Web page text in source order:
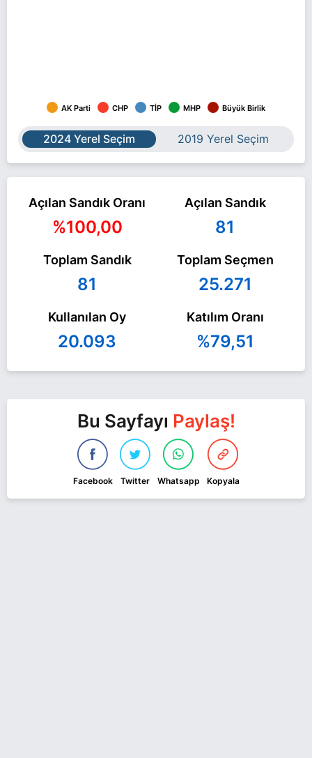
AK Parti CHP TİP MHP Büyük Birlik
2024 Yerel Seçim 2019 Yerel Seçim
Açılan Sandık Oranı
%100,00
Açılan Sandık
81
Toplam Sandık
81
Toplam Seçmen
25.271
Kullanılan Oy
20.093
Katılım Oranı
%79,51
Bu Sayfayı Paylaş!
Facebook Twitter Whatsapp Kopyala